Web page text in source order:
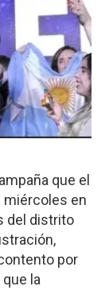
que el
miércoles en
del distrito
por
la